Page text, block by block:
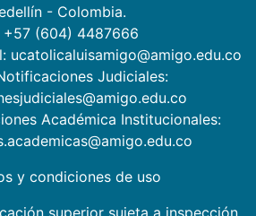
- Colombia.
+57 (604) 4487666
ucatolicaluisamigo@amigo.edu.co
Judiciales:
Académica Institucionales:
y condiciones de uso
superior sujeta a inspección